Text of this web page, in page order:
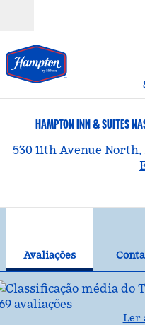
HAMPTON INN & SUITES
530 11th Avenue
Avaliações
Ler